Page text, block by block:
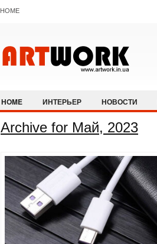
HOME
HOME ИНТЕРЬЕР НОВОСТИ
Archive for Май, 2023